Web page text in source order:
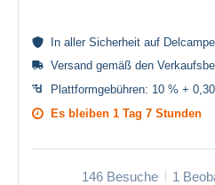
In aller Sicherheit auf
Versand gemäß den
Plattformgebühren: 10 % +
Es bleiben 1 Tag 7 Stunden
146 Besuche 1